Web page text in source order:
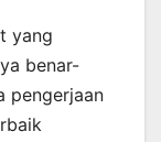
yang
benar-
pengerjaan